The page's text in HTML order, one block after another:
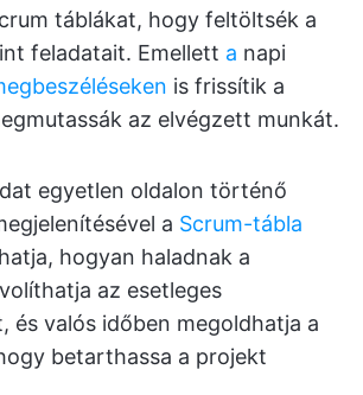
táblákat, hogy feltöltsék a
feladatait. Emellett a napi
is frissítik a
az elvégzett munkát.
egyetlen oldalon történő
a Scrum-tábla
hogyan haladnak a
az esetleges
és valós időben megoldhatja a
betarthassa a projekt